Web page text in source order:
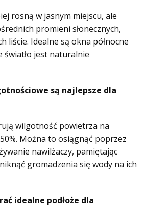
rosną w jasnym miejscu, ale
promieni słonecznych,
liście. Idealne są okna północne
światło jest naturalnie
są najlepsze dla
wilgotność powietrza na
Można to osiągnąć poprzez
nawilżaczy, pamiętając
gromadzenia się wody na ich
idealne podłoże dla